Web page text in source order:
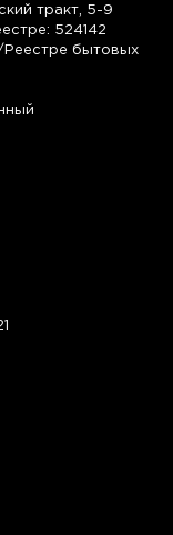
тракт, 5-9
524142
Реестре бытовых